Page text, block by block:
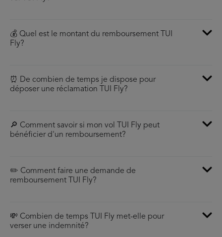
💰 Quel est le montant du remboursement TUI
Fly?
⏰ De combien de temps je dispose pour
déposer une réclamation TUI Fly?
🔎 Comment savoir si mon vol TUI Fly peut
bénéficier d'un remboursement?
✏️ Comment faire une demande de
remboursement TUI Fly?
💸 Combien de temps TUI Fly met-elle pour
verser une indemnité?